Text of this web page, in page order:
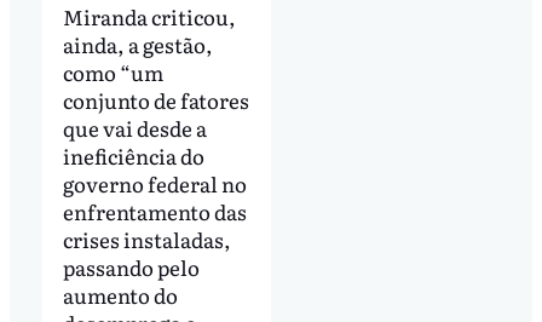
Miranda criticou,
ainda, a gestão,
como “um
conjunto de fatores
que vai desde a
ineficiência do
governo federal no
enfrentamento das
crises instaladas,
passando pelo
aumento do